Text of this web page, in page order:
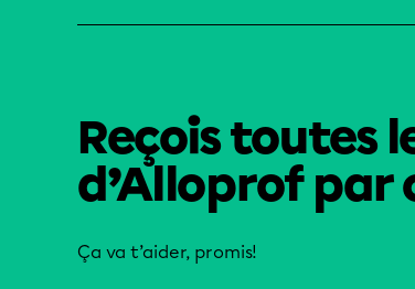
Reçois toutes
d’Alloprof par
Ça va t’aider, promis!